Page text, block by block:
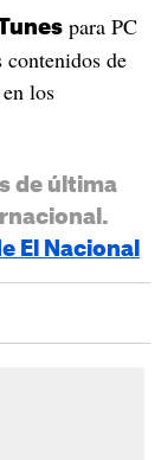
para PC
de
los
de última
El Nacional